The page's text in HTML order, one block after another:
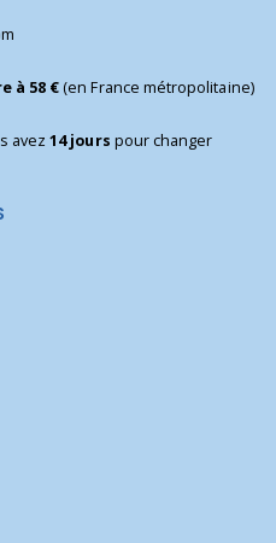
à 58 €(en France métropolitaine)
avez14 jours pour changer